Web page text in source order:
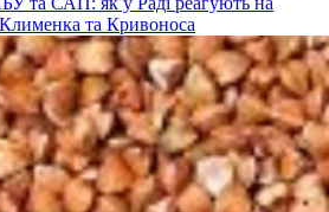
Клименка та Кривоноса